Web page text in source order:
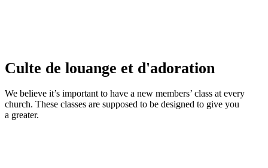
Culte de louange et d'adoration
We believe it’s important to have a new members’ class at every
church. These classes are supposed to be designed to give you
a greater.